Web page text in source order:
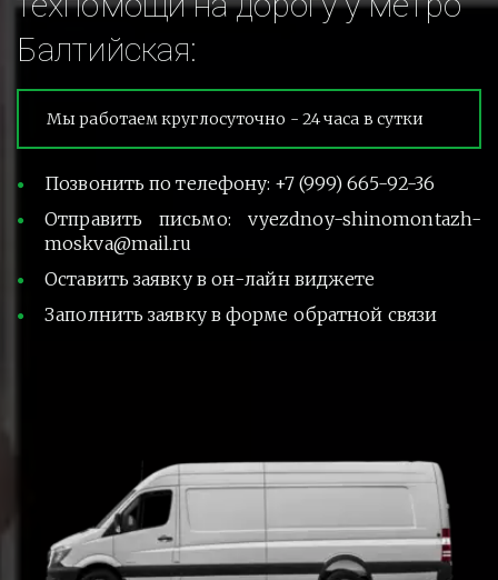
Балтийская:
Мы работаем круглосуточно - 24 часа в сутки
Позвонить по телефону: +7 (999) 665-92-36
Отправить письмо: vyezdnoy-shinomontazh-
moskva@mail.ru
Оставить заявку в он-лайн виджете
Заполнить заявку в форме обратной связи